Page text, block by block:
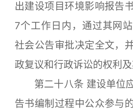
出建设项目环境影响报告
7个工作日内，通过其网
社会公告审批决定全文，
政复议和行政诉讼的权利及
第二十八条 建设单位
告书编制过程中公众参与